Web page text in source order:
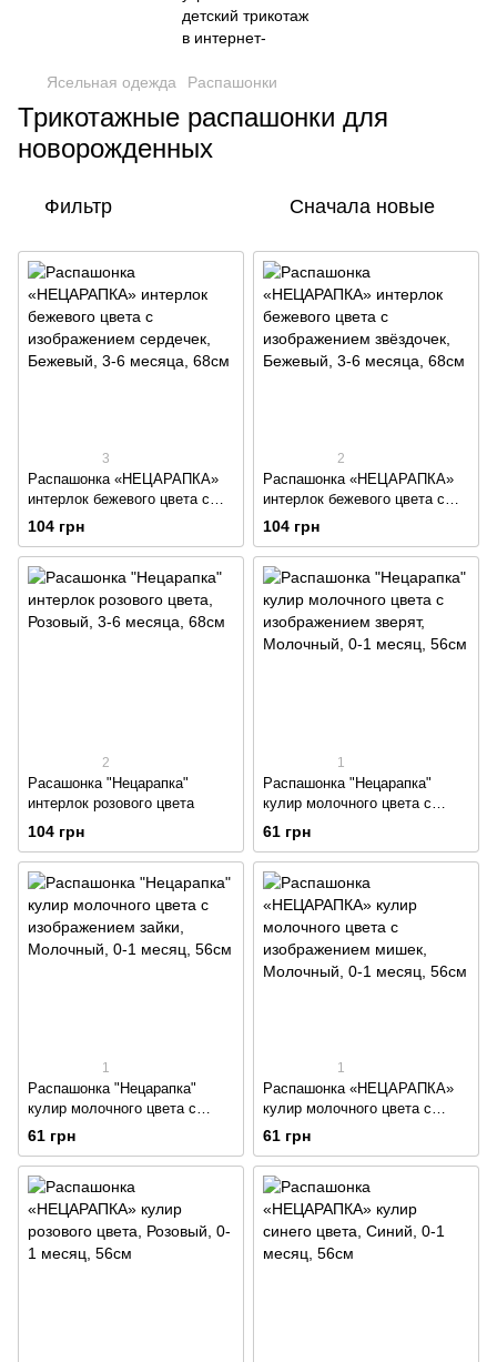
Ясельная одежда Распашонки
Трикотажные распашонки для
новорожденных
Фильтр Сначала новые
3
Распашонка «НЕЦАРАПКА»
интерлок бежевого цвета с
изображением сердечек
104 грн
2
Распашонка «НЕЦАРАПКА»
интерлок бежевого цвета с
изображением звёздочек
104 грн
2
Расашонка "Нецарапка"
интерлок розового цвета
104 грн
1
Распашонка "Нецарапка"
кулир молочного цвета с
изображением зверят
61 грн
1
Распашонка "Нецарапка"
кулир молочного цвета с
изображением зайки
61 грн
1
Распашонка «НЕЦАРАПКА»
кулир молочного цвета с
изображением мишек
61 грн